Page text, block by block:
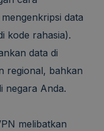
data
kode rahasia).
data di
regional, bahkan
negara Anda.
melibatkan